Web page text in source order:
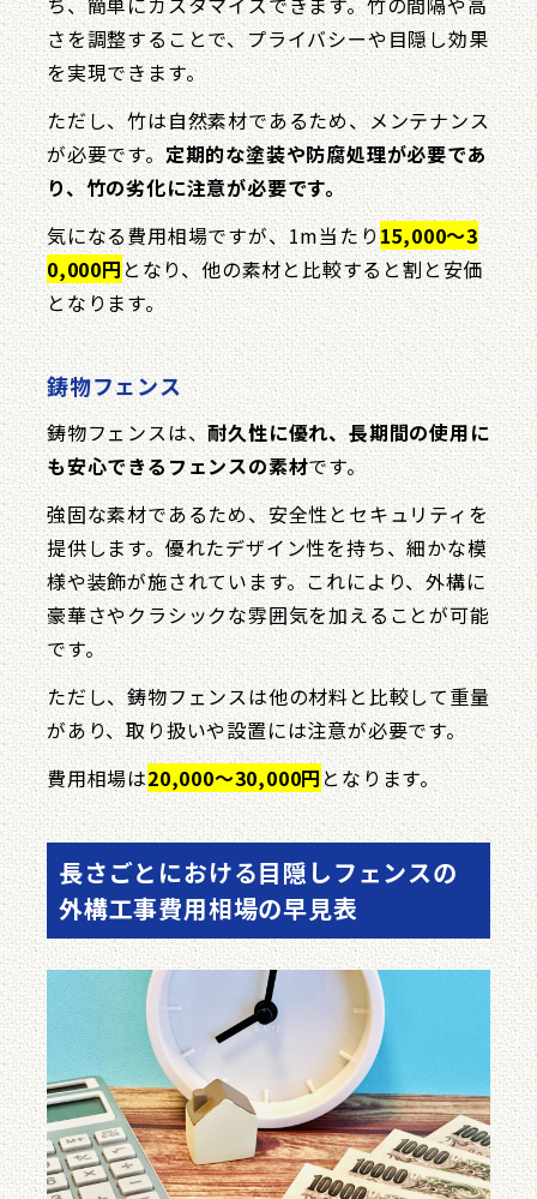
さを調整することで、プライバシーや目隠し効果
を実現できます。
ただし、竹は自然素材であるため、メンテナンス
が必要です。定期的な塗装や防腐処理が必要であ
り、竹の劣化に注意が必要です。
気になる費用相場ですが、1m当たり15,000〜3
0,000円となり、他の素材と比較すると割と安価
となります。
鋳物フェンス
鋳物フェンスは、耐久性に優れ、長期間の使用に
も安心できるフェンスの素材です。
強固な素材であるため、安全性とセキュリティを
提供します。優れたデザイン性を持ち、細かな模
様や装飾が施されています。これにより、外構に
豪華さやクラシックな雰囲気を加えることが可能
です。
ただし、鋳物フェンスは他の材料と比較して重量
があり、取り扱いや設置には注意が必要です。
費用相場は20,000〜30,000円となります。
長さごとにおける目隠しフェンスの
外構工事費用相場の早見表